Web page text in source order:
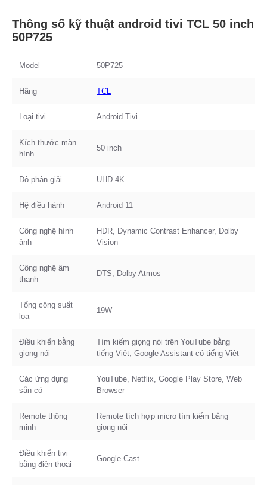
Thông số kỹ thuật android tivi TCL 50 inch
50P725
Model 50P725
Hãng TCL
Loại tivi Android Tivi
Kích thước màn
hình
50 inch
Độ phân giải UHD 4K
Hệ điều hành Android 11
Công nghệ hình
ảnh
HDR, Dynamic Contrast Enhancer, Dolby
Vision
Công nghệ âm
thanh
DTS, Dolby Atmos
Tổng công suất
loa
19W
Điều khiển bằng
giọng nói
Tìm kiếm giọng nói trên YouTube bằng
tiếng Việt, Google Assistant có tiếng Việt
Các ứng dụng
sẵn có
YouTube, Netflix, Google Play Store, Web
Browser
Remote thông
minh
Remote tích hợp micro tìm kiếm bằng
giọng nói
Điều khiển tivi
bằng điện thoại
Google Cast